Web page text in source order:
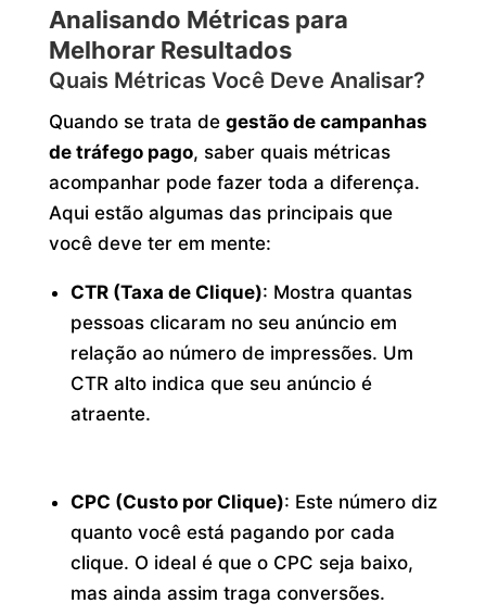
Analisando Métricas para
Melhorar Resultados
Quais Métricas Você Deve Analisar?
Quando se trata de gestão de campanhas
de tráfego pago, saber quais métricas
acompanhar pode fazer toda a diferença.
Aqui estão algumas das principais que
você deve ter em mente:
CTR (Taxa de Clique): Mostra quantas
pessoas clicaram no seu anúncio em
relação ao número de impressões. Um
CTR alto indica que seu anúncio é
atraente.
CPC (Custo por Clique): Este número diz
quanto você está pagando por cada
clique. O ideal é que o CPC seja baixo,
mas ainda assim traga conversões.